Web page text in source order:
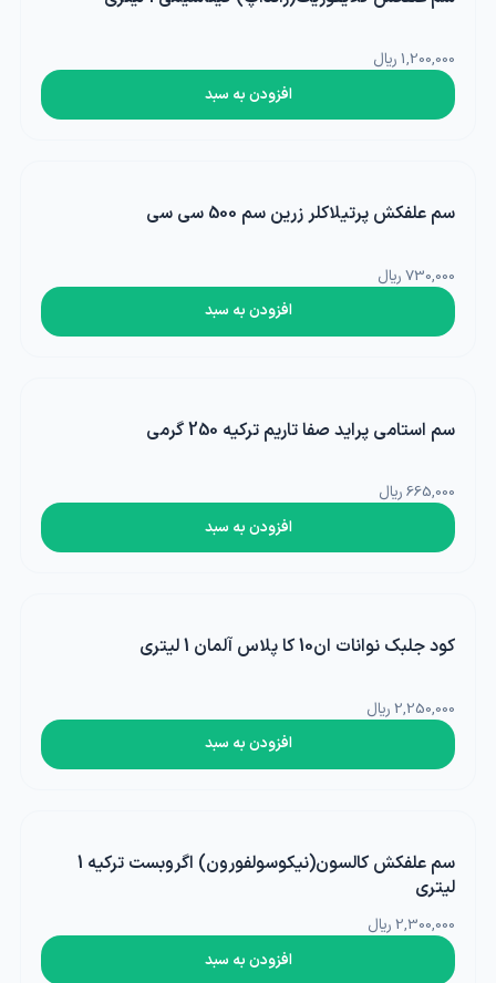
1,200,000 ریال
افزودن به سبد
سم علفکش پرتیلاکلر زرین سم 500 سی سی
730,000 ریال
افزودن به سبد
سم استامی پراید صفا تاریم ترکیه 250 گرمی
665,000 ریال
افزودن به سبد
کود جلبک نوانات ان10 کا پلاس آلمان 1 لیتری
2,250,000 ریال
افزودن به سبد
سم علفکش کالسون(نیکوسولفورون) اگروبست ترکیه 1
لیتری
2,300,000 ریال
افزودن به سبد